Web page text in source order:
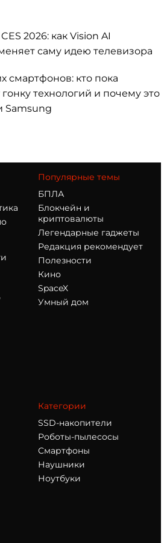
2026: как Vision AI
саму идею телевизора
смартфонов: кто пока
технологий и почему это
Samsung
Популярные темы
БПЛА
Блокчейн и
криптовалюты
Легендарные гаджеты
Редакция рекомендует
Полезности
Кино
SpaceX
Умный дом
Категории
SSD-накопители
Роботы-пылесосы
Смартфоны
Наушники
Ноутбуки